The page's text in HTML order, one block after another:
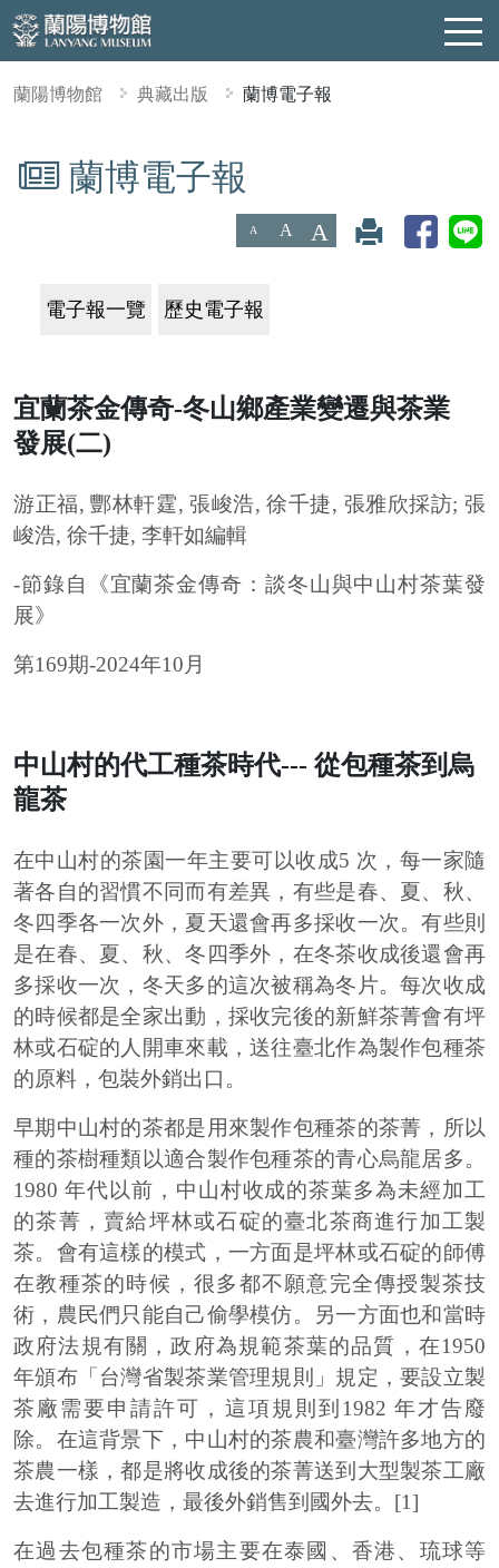
蘭陽博物館 典藏出版 蘭博電子報
蘭博電子報
A A A
電子報一覽 歷史電子報
宜蘭茶金傳奇-冬山鄉產業變遷與茶業
發展(二)
游正福, 酆林軒霆, 張峻浩, 徐千捷, 張雅欣採訪; 張
峻浩, 徐千捷, 李軒如編輯
-節錄自《宜蘭茶金傳奇：談冬山與中山村茶葉發
展》
第169期-2024年10月
中山村的代工種茶時代--- 從包種茶到烏
龍茶
在中山村的茶園一年主要可以收成5 次，每一家隨
著各自的習慣不同而有差異，有些是春、夏、秋、
冬四季各一次外，夏天還會再多採收一次。有些則
是在春、夏、秋、冬四季外，在冬茶收成後還會再
多採收一次，冬天多的這次被稱為冬片。每次收成
的時候都是全家出動，採收完後的新鮮茶菁會有坪
林或石碇的人開車來載，送往臺北作為製作包種茶
的原料，包裝外銷出口。
早期中山村的茶都是用來製作包種茶的茶菁，所以
種的茶樹種類以適合製作包種茶的青心烏龍居多。
1980 年代以前，中山村收成的茶葉多為未經加工
的茶菁，賣給坪林或石碇的臺北茶商進行加工製
茶。會有這樣的模式，一方面是坪林或石碇的師傅
在教種茶的時候，很多都不願意完全傳授製茶技
術，農民們只能自己偷學模仿。另一方面也和當時
政府法規有關，政府為規範茶葉的品質，在1950
年頒布「台灣省製茶業管理規則」規定，要設立製
茶廠需要申請許可，這項規則到1982 年才告廢
除。在這背景下，中山村的茶農和臺灣許多地方的
茶農一樣，都是將收成後的茶菁送到大型製茶工廠
去進行加工製造，最後外銷售到國外去。[1]
在過去包種茶的市場主要在泰國、香港、琉球等